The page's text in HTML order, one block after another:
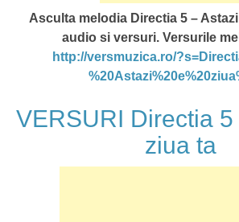
Asculta melodia Directia 5 –
audio si versuri. Versurile
http://versmuzica.ro/
VERSURI Directia 5
ziua ta